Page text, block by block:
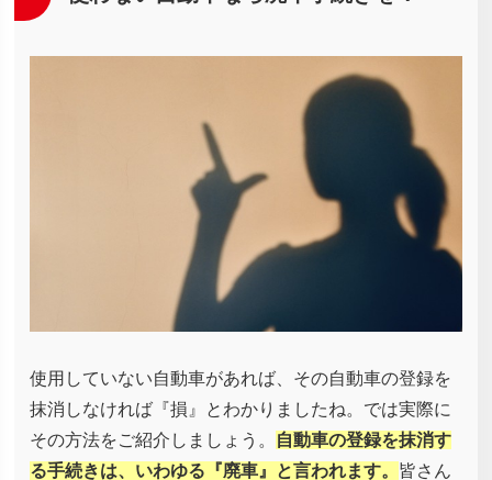
使用していない自動車があれば、その自動車の登録を
抹消しなければ『損』とわかりましたね。では実際に
その方法をご紹介しましょう。
自動車の登録を抹消す
る手続きは、いわゆる『廃車』と言われます。 皆さん